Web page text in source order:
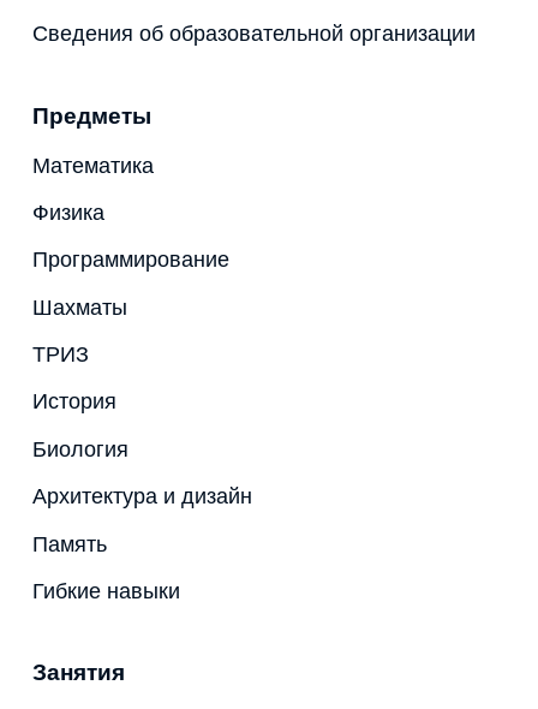
Сведения об образовательной организации
Предметы
Математика
Физика
Программирование
Шахматы
ТРИЗ
История
Биология
Архитектура и дизайн
Память
Гибкие навыки
Занятия